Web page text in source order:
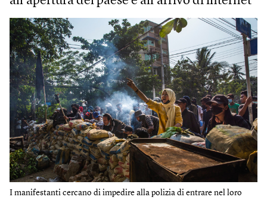
I manifestanti cercano di impedire alla polizia di entrare nel loro